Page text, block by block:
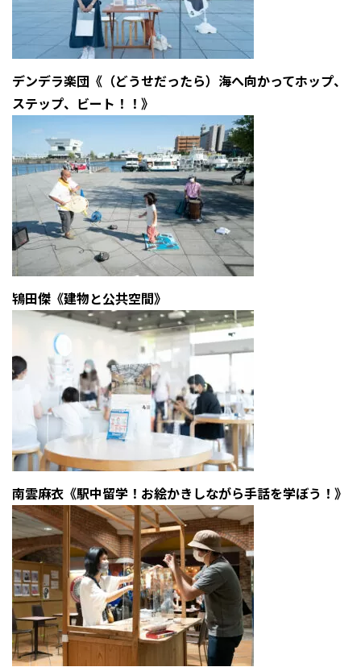
デンデラ楽団《（どうせだったら）海へ向かってホップ、
ステップ、ビート！！》
鴇田傑《建物と公共空間》
南雲麻衣《駅中留学！お絵かきしながら手話を学ぼう！》